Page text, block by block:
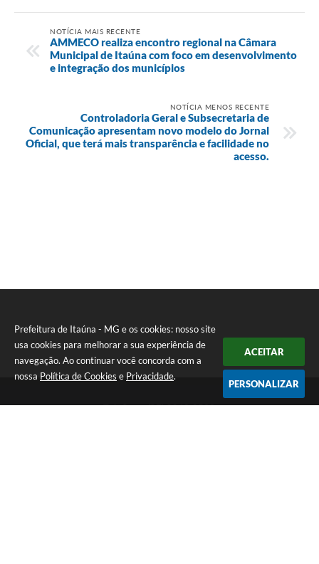
Prefeitura de Itaúna - MG e os cookies: nosso site
usa cookies para melhorar a sua experiência de
navegação. Ao continuar você concorda com a
nossa Política de Cookies e Privacidade.
ACEITAR
PERSONALIZAR
NOTÍCIA MAIS RECENTE
AMMECO realiza encontro regional na Câmara
Municipal de Itaúna com foco em desenvolvimento
e integração dos municípios
NOTÍCIA MENOS RECENTE
Controladoria Geral e Subsecretaria de
Comunicação apresentam novo modelo do Jornal
Oficial, que terá mais transparência e facilidade no
acesso.
Telefone: (37) 3249-9500